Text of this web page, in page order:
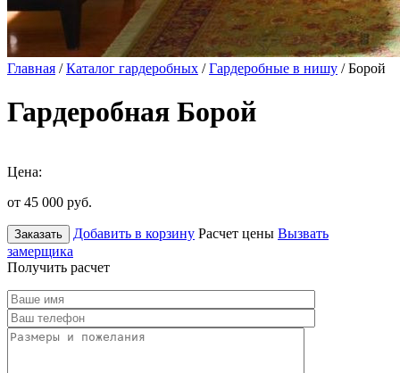
Главная /Каталог гардеробных /Гардеробные в нишу / Борой
Гардеробная Борой
Цена:
от 45 000 руб.
Заказать Добавить в корзину Расчет цены Вызвать
замерщика
Получить расчет